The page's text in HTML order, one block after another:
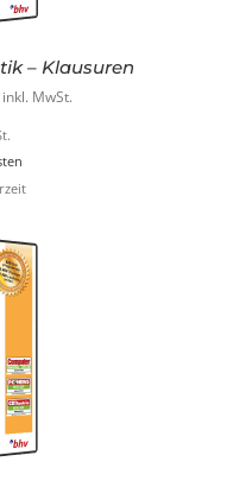
– Klausuren
€.
inkl. MwSt.